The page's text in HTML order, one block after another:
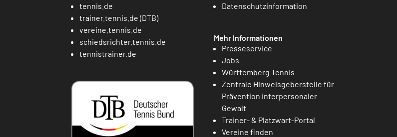
tennis.de
trainer.tennis.de (DTB)
vereine.tennis.de
schiedsrichter.tennis.de
tennistrainer.de
Datenschutzinformation
Mehr Informationen
Presseservice
Jobs
Württemberg Tennis
Zentrale Hinweisgeberstelle für
Prävention interpersonaler
Gewalt
Trainer- & Platzwart-Portal
Vereine finden